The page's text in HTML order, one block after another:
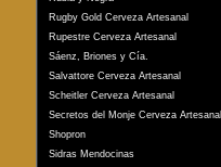
Rugby Gold Cerveza Artesanal
Rupestre Cerveza Artesanal
Sáenz, Briones y Cía.
Salvattore Cerveza Artesanal
Scheitler Cerveza Artesanal
Secretos del Monje Cerveza Artesanal
Shopron
Sidras Mendocinas